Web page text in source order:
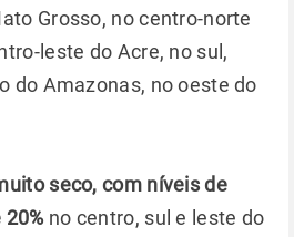
Grosso, no centro-norte
leste do Acre, no sul,
do Amazonas, no oeste do
seco, com níveis de
no centro, sul e leste do